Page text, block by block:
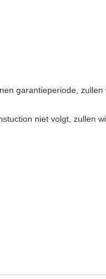
garantieperiode, zullen
niet volgt, zullen